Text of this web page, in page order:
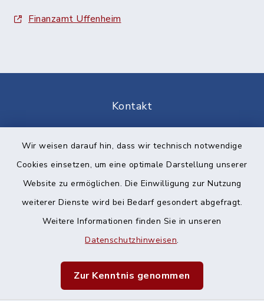
Wir weisen darauf hin, dass wir technisch notwendige
Cookies einsetzen, um eine optimale Darstellung unserer
Website zu ermöglichen. Die Einwilligung zur Nutzung
weiterer Dienste wird bei Bedarf gesondert abgefragt.
Weitere Informationen finden Sie in unseren
Datenschutzhinweisen.
Zur Kenntnis genommen
Finanzamt Uffenheim
Kontakt
Datenschutz
Impressum
Sitemap
Cookie-Einstellungen